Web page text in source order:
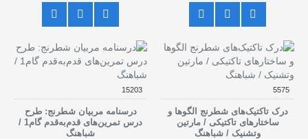
5575
درک تاکتیک‌های شطرنج الگوها و
ساختارهای تاکتیکی / مارتین
وتشنیک / شباهنگ
15203
درسنامه مربیان شطرنج: طرح
درس تمرین‌های قدم‌‌به‌قدم گام1 /
شباهنگ